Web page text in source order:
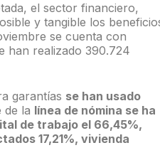
el sector financiero,
y tangible los
se cuenta con
han realizado 390.724
garantías se han usado
de la línea de nómina se ha
de trabajo el 66,45%,
17,21%, vivienda